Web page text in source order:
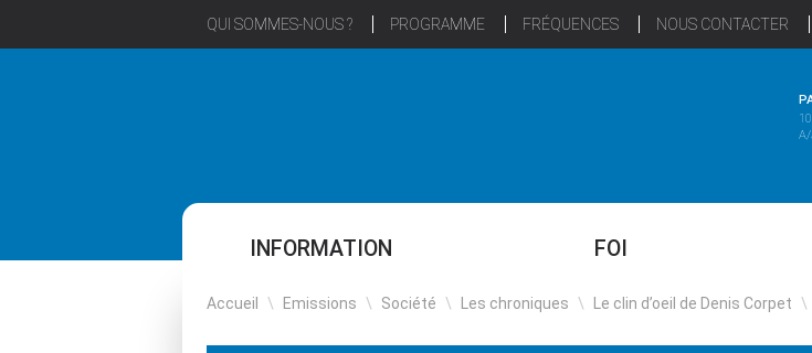
QUI SOMMES-NOUS ? PROGRAMME FRÉQUENCES NOUS CONTACTER
INFORMATION FOI
Accueil \ Emissions \ Société \ Les chroniques \ Le clin d’oeil de Denis Corpet \